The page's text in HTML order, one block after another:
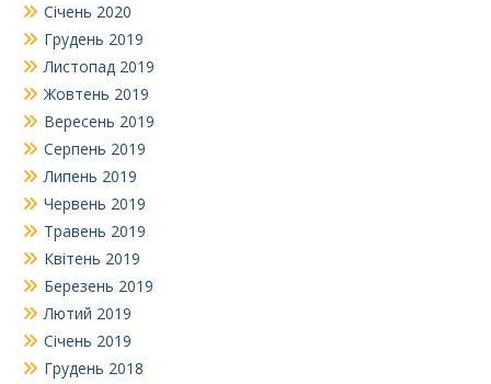
Січень 2020
Грудень 2019
Листопад 2019
Жовтень 2019
Вересень 2019
Серпень 2019
Липень 2019
Червень 2019
Травень 2019
Квітень 2019
Березень 2019
Лютий 2019
Січень 2019
Грудень 2018